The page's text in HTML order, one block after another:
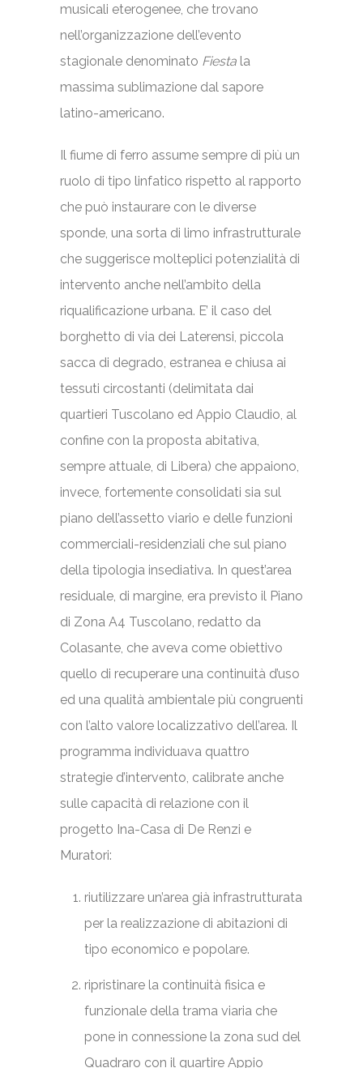
musicali eterogenee, che trovano
nell’organizzazione dell’evento
stagionale denominato Fiesta la
massima sublimazione dal sapore
latino-americano.
Il fiume di ferro assume sempre di più un
ruolo di tipo linfatico rispetto al rapporto
che può instaurare con le diverse
sponde, una sorta di limo infrastrutturale
che suggerisce molteplici potenzialità di
intervento anche nell’ambito della
riqualificazione urbana. E’ il caso del
borghetto di via dei Laterensi, piccola
sacca di degrado, estranea e chiusa ai
tessuti circostanti (delimitata dai
quartieri Tuscolano ed Appio Claudio, al
confine con la proposta abitativa,
sempre attuale, di Libera) che appaiono,
invece, fortemente consolidati sia sul
piano dell’assetto viario e delle funzioni
commerciali-residenziali che sul piano
della tipologia insediativa. In quest’area
residuale, di margine, era previsto il Piano
di Zona A4 Tuscolano, redatto da
Colasante, che aveva come obiettivo
quello di recuperare una continuità d’uso
ed una qualità ambientale più congruenti
con l’alto valore localizzativo dell’area. Il
programma individuava quattro
strategie d’intervento, calibrate anche
sulle capacità di relazione con il
progetto Ina-Casa di De Renzi e
Muratori:
riutilizzare un’area già infrastrutturata
per la realizzazione di abitazioni di
tipo economico e popolare.
ripristinare la continuità fisica e
funzionale della trama viaria che
pone in connessione la zona sud del
Quadraro con il quartire Appio